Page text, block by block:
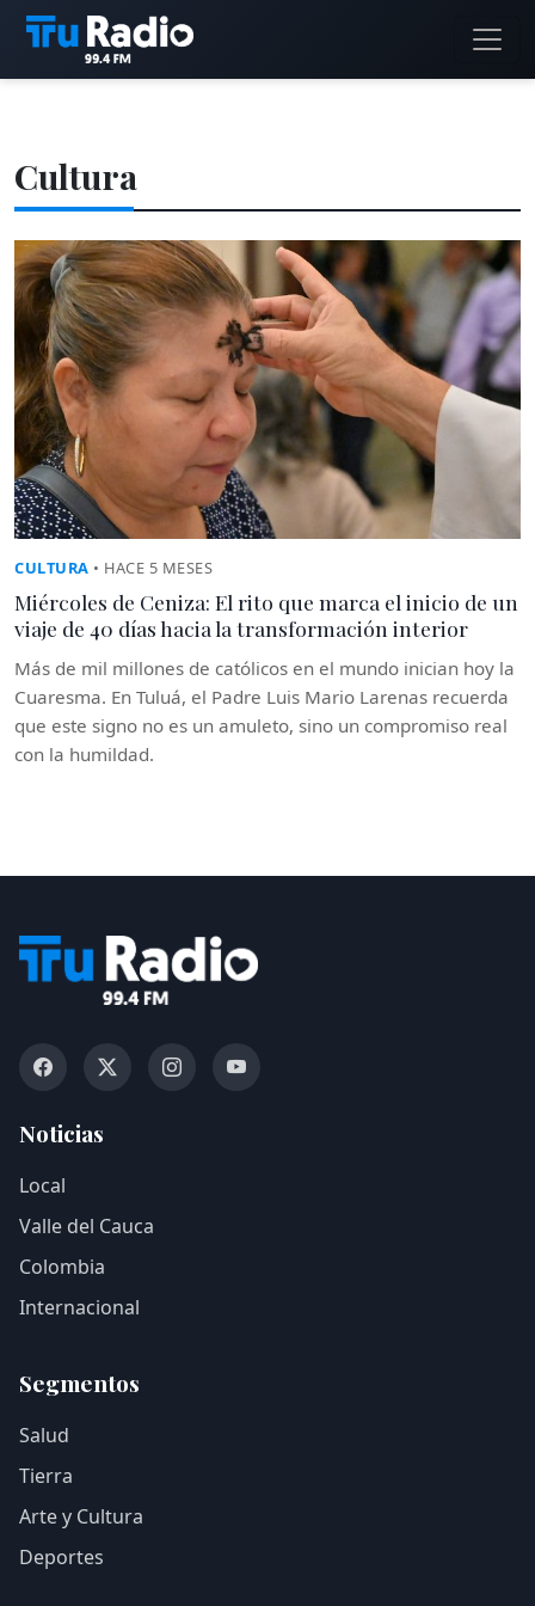
Cultura
CULTURA • HACE 5 MESES
Miércoles de Ceniza: El rito que marca el inicio de un
viaje de 40 días hacia la transformación interior
Más de mil millones de católicos en el mundo inician hoy la
Cuaresma. En Tuluá, el Padre Luis Mario Larenas recuerda
que este signo no es un amuleto, sino un compromiso real
con la humildad.
Noticias
Local
Valle del Cauca
Colombia
Internacional
Segmentos
Salud
Tierra
Arte y Cultura
Deportes